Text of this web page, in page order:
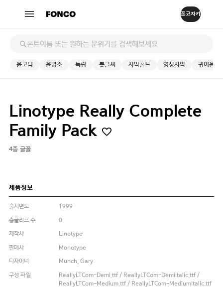
윤고딕 윤명조 독립 붓글씨 자막폰트 영상자막 귀여운
Linotype Really Complete
Family Pack
4종 글꼴
제품정보
출시년도
1999
총글리프 수
0
제작사
Linotype
판매사
Monotype
디자이너
Munch, Gary
구성 파일
ReallyLTCom-Demi.ttf / ReallyLTCom-DemiItalic.ttf /
ReallyLTCom-Medium.ttf / ReallyLTCom-MediumItalic.ttf